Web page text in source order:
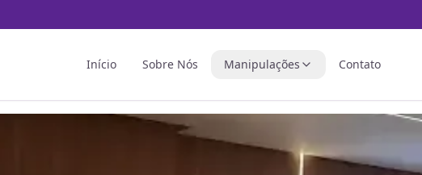
Início Sobre Nós Manipulações Contato